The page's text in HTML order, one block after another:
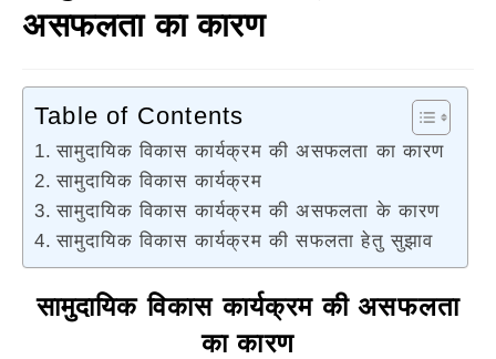
असफलता का कारण
Table of Contents
सामुदायिक विकास कार्यक्रम की असफलता का कारण
सामुदायिक विकास कार्यक्रम
सामुदायिक विकास कार्यक्रम की असफलता के कारण
सामुदायिक विकास कार्यक्रम की सफलता हेतु सुझाव
सामुदायिक विकास कार्यक्रम की असफलता
का कारण